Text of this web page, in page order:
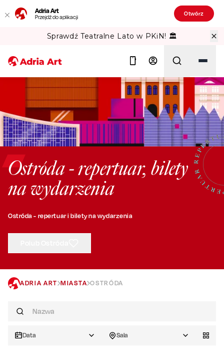
Adria Art
Przejdź do aplikacji Otwórz
Sprawdź Teatralne Lato w PKiN! 🏛️
Szukaj
Ostróda - repertuar, bilety
na wydarzenia
Ostróda - repertuar i bilety na wydarzenia
ADRIA ART MIASTA OSTRÓDA
Data Sala